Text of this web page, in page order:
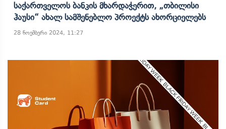
Საქართველოს Ბანკის Მხარდაჭერით, „თბილისი
Ჰაუსი“ Ახალ Სამშენებლო Პროექტს Ახორციელებს
28 ნოემბერი 2024, 11:27